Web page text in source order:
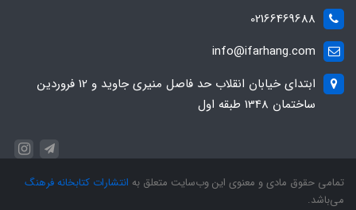
02166469688
info@ifarhang.com
ابتداي خيابان انقلاب حد فاصل منيري جاويد و 12 فروردين
ساختمان 1348 طبقه اول
تمامی حقوق مادی و معنوی این وب‌سایت متعلق به انتشارات کتابخانه فرهنگ
می‌باشد.